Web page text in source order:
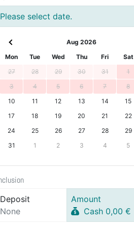
Please select date.
Aug 2026
Mon
Tue Wed Thu Fri Sat
27
28 29 30 31 1
3
4 5 6 7 8
10
11 12 13 14 15
17
18 19 20 21 22
24
25 26 27 28 29
31
1 2 3 4 5
Deposit
None
Amount
Cash 0,00 €